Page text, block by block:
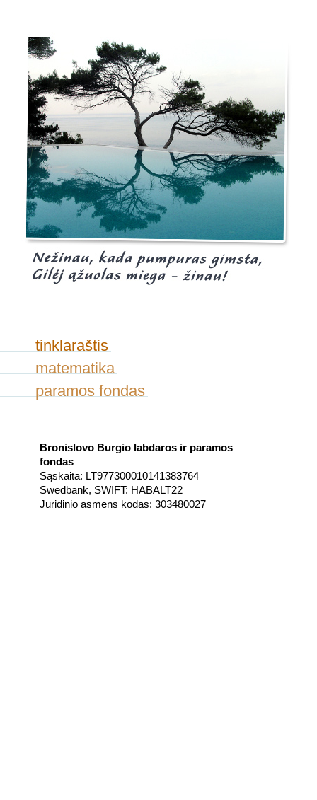
tinklaraštis
matematika
paramos fondas
Bronislovo Burgio labdaros ir paramos
fondas
Sąskaita: LT977300010141383764
Swedbank, SWIFT: HABALT22
Juridinio asmens kodas: 303480027